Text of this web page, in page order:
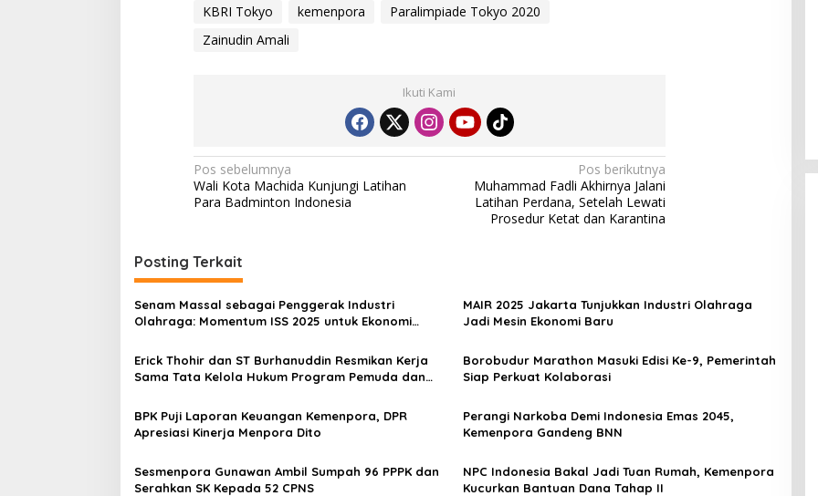
KBRI Tokyo kemenpora
Paralimpiade Tokyo 2020
Zainudin Amali
Ikuti Kami
Navigasi
pos
Pos sebelumnya
Wali Kota Machida Kunjungi Latihan
Para Badminton Indonesia
Pos berikutnya
Muhammad Fadli Akhirnya Jalani
Latihan Perdana, Setelah Lewati
Prosedur Ketat dan Karantina
Posting Terkait
Senam Massal sebagai Penggerak Industri
Olahraga: Momentum ISS 2025 untuk Ekonomi
MAIR 2025 Jakarta Tunjukkan Industri Olahraga
Jadi Mesin Ekonomi Baru
Erick Thohir dan ST Burhanuddin Resmikan Kerja
Sama Tata Kelola Hukum Program Pemuda dan
Borobudur Marathon Masuki Edisi Ke-9, Pemerintah
Siap Perkuat Kolaborasi
BPK Puji Laporan Keuangan Kemenpora, DPR
Apresiasi Kinerja Menpora Dito
Perangi Narkoba Demi Indonesia Emas 2045,
Kemenpora Gandeng BNN
Sesmenpora Gunawan Ambil Sumpah 96 PPPK dan
Serahkan SK Kepada 52 CPNS
NPC Indonesia Bakal Jadi Tuan Rumah, Kemenpora
Kucurkan Bantuan Dana Tahap II